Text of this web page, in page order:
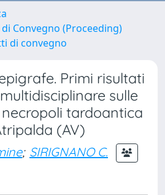
Convegno (Proceeding)
di convegno
Primi risultati
sulle
tardoantica
(AV)
; SIRIGNANO C.